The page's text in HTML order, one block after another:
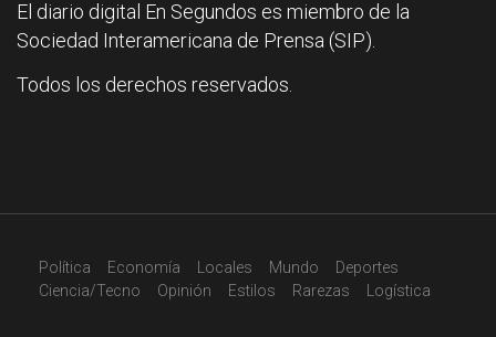
El diario digital En Segundos es miembro de la
Sociedad Interamericana de Prensa (SIP).
Todos los derechos reservados.
Política Economía Locales Mundo
Deportes
Ciencia/Tecno
Opinión Estilos Rarezas Logística